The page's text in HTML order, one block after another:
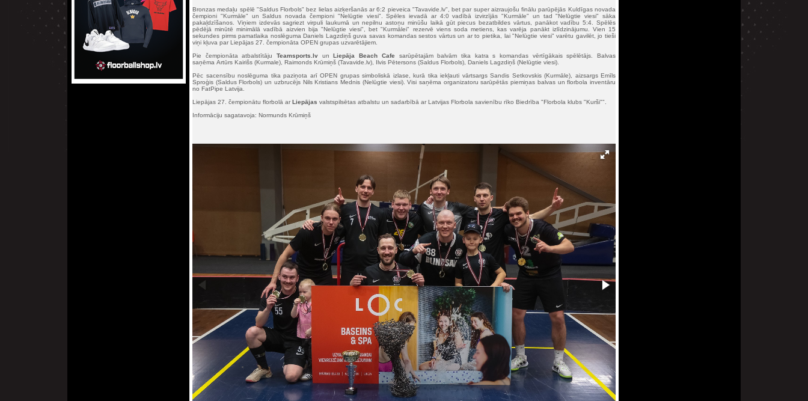
Bronzas medaļu spēlē "Saldus Florbols" bez lielas aizķeršanās ar 6:2 pieveica "Tavavide.lv", bet par super aizraujošu finālu parūpējās Kuldīgas novada
čempioni "Kurmāle" un Saldus novada čempioni "Nelūgtie viesi". Spēles ievadā ar 4:0 vadībā izvirzījās "Kurmāle" un tad "Nelūgtie viesi" sāka
pakaļdzīšanos. Viņiem izdevās sagriezt virpuli laukumā un nepilnu astoņu minūšu laikā gūt piecus bezatbildes vārtus, panākot vadību 5:4. Spēlēs
pēdējā minūtē minimālā vadībā aizvien bija "Nelūgtie viesi", bet "Kurmālei" rezervē viens soda metiens, kas varēja panākt izlīdzinājumu. Vien 15
sekundes pirms pamatlaika noslēguma Daniels Lagzdiņš guva savas komandas sestos vārtus un ar to pietika, lai "Nelūgtie viesi" varētu gavilēt, jo tieši
viņi kļuva par Liepājas 27. čempionāta OPEN grupas uzvarētājiem.
Pie čempionāta atbalstītājuTeamsports.lv unLiepāja Beach Cafe sarūpētajām balvām tika katra s komandas vērtīgākais spēlētājs. Balvas
saņēma Artūrs Kairišs (Kurmale), Raimonds Krūmiņš (Tavavide.lv), Ilvis Pētersons (Saldus Florbols), Daniels Lagzdiņš (Nelūgtie viesi).
Pēc sacensību noslēguma tika paziņota arī OPEN grupas simboliskā izlase, kurā tika iekļauti vārtsargs Sandis Setkovskis (Kurmāle), aizsargs Emīls
Sproģis (Saldus Florbols) un uzbrucējs Nils Kristians Mednis (Nelūgtie viesi). Visi saņēma organizatoru sarūpētās piemiņas balvas un florbola inventāru
no FatPipe Latvija.
Liepājas 27. čempionātu florbolā ar Liepājas valstspilsētas atbalstu un sadarbībā ar Latvijas Florbola savienību rīko Biedrība "Florbola klubs "Kurši"".
Informāciju sagatavoja: Normunds Krūmiņš